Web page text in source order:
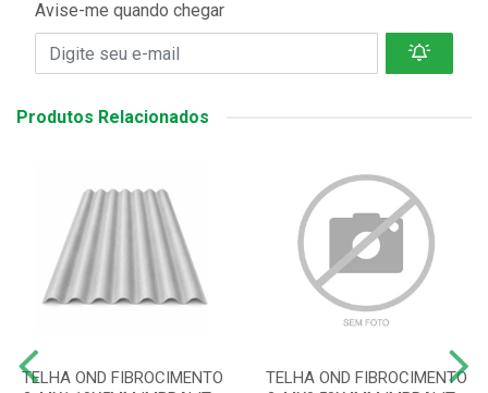
Avise-me quando chegar
Produtos Relacionados
TELHA OND FIBROCIMENTO
TELHA OND FIBROCIMENTO